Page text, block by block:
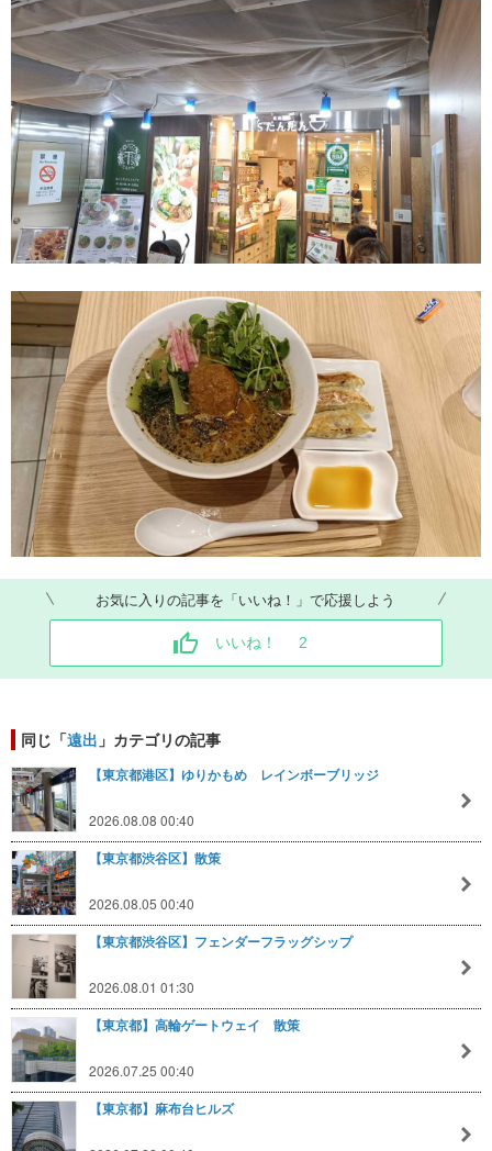
お気に入りの記事を「いいね！」で応援しよう
いいね！ 2
同じ「遠出 」カテゴリの記事
【東京都港区】ゆりかもめ レインボーブリッジ
2026.08.08 00:40
【東京都渋谷区】散策
2026.08.05 00:40
【東京都渋谷区】フェンダーフラッグシップ
2026.08.01 01:30
【東京都】高輪ゲートウェイ 散策
2026.07.25 00:40
【東京都】麻布台ヒルズ